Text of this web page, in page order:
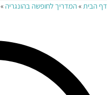
דף הבית »המדריך לחופשה בהונגריה »